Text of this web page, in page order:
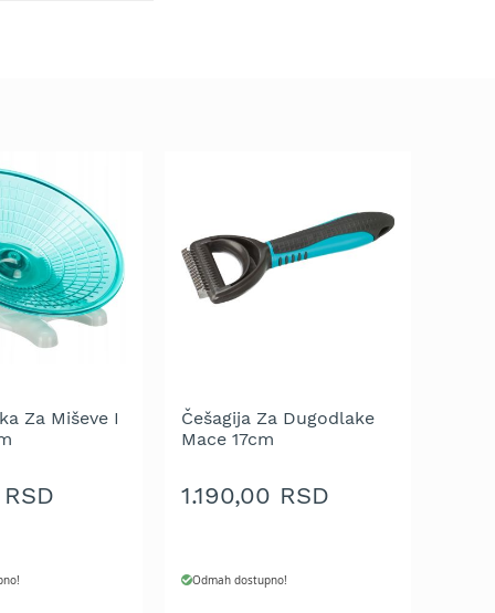
Za Miševe I
Češagija Za Dugodlake
Mace 17cm
1.190,00 RSD
Odmah dostupno!